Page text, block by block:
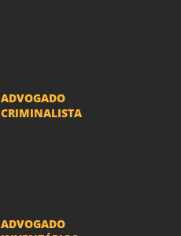
ADVOGADO
CRIMINALISTA
ADVOGADO